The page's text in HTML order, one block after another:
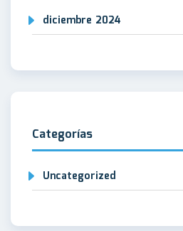
diciembre 2024
Categorías
Uncategorized